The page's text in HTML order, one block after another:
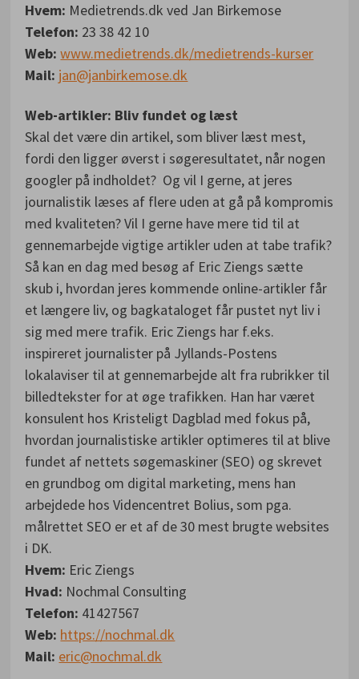
Hvem: Medietrends.dk ved Jan Birkemose
Telefon: 23 38 42 10
Web: www.medietrends.dk/medietrends-kurser
Mail: jan@janbirkemose.dk
Web-artikler: Bliv fundet og læst
Skal det være din artikel, som bliver læst mest,
fordi den ligger øverst i søgeresultatet, når nogen
googler på indholdet? Og vil I gerne, at jeres
journalistik læses af flere uden at gå på kompromis
med kvaliteten? Vil I gerne have mere tid til at
gennemarbejde vigtige artikler uden at tabe trafik?
Så kan en dag med besøg af Eric Ziengs sætte
skub i, hvordan jeres kommende online-artikler får
et længere liv, og bagkataloget får pustet nyt liv i
sig med mere trafik. Eric Ziengs har f.eks.
inspireret journalister på Jyllands-Postens
lokalaviser til at gennemarbejde alt fra rubrikker til
billedtekster for at øge trafikken. Han har været
konsulent hos Kristeligt Dagblad med fokus på,
hvordan journalistiske artikler optimeres til at blive
fundet af nettets søgemaskiner (SEO) og skrevet
en grundbog om digital marketing, mens han
arbejdede hos Videncentret Bolius, som pga.
målrettet SEO er et af de 30 mest brugte websites
i DK.
Hvem: Eric Ziengs
Hvad: Nochmal Consulting
Telefon: 41427567
Web: https://nochmal.dk
Mail: eric@nochmal.dk